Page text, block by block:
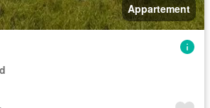
Appartement